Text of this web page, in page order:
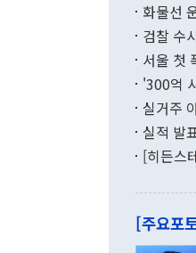
화물선
검찰 수
서울 첫
'300억
실거주
실적 발
[히든스
[주요포